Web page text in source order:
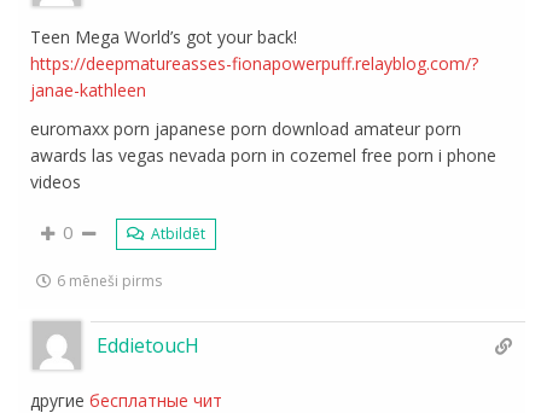
Teen Mega World’s got your back!
https://deepmatureasses-fionapowerpuff.relayblog.com/?
janae-kathleen
euromaxx porn japanese porn download amateur porn
awards las vegas nevada porn in cozemel free porn i phone
videos
0 Atbildēt
6 mēneši pirms
EddietoucH
другиебесплатные чит